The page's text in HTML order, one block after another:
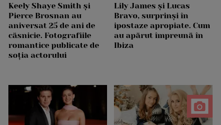
Keely Shaye Smith și
Pierce Brosnan au
aniversat 25 de ani de
căsnicie. Fotografiile
romantice publicate de
soția actorului
Lily James și Lucas
Bravo, surprinși în
ipostaze apropiate. Cum
au apărut împreună în
Ibiza